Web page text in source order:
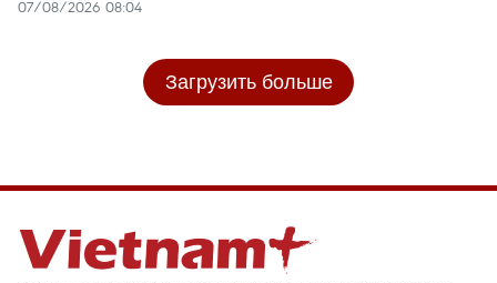
07/08/2026 08:04
Загрузить больше